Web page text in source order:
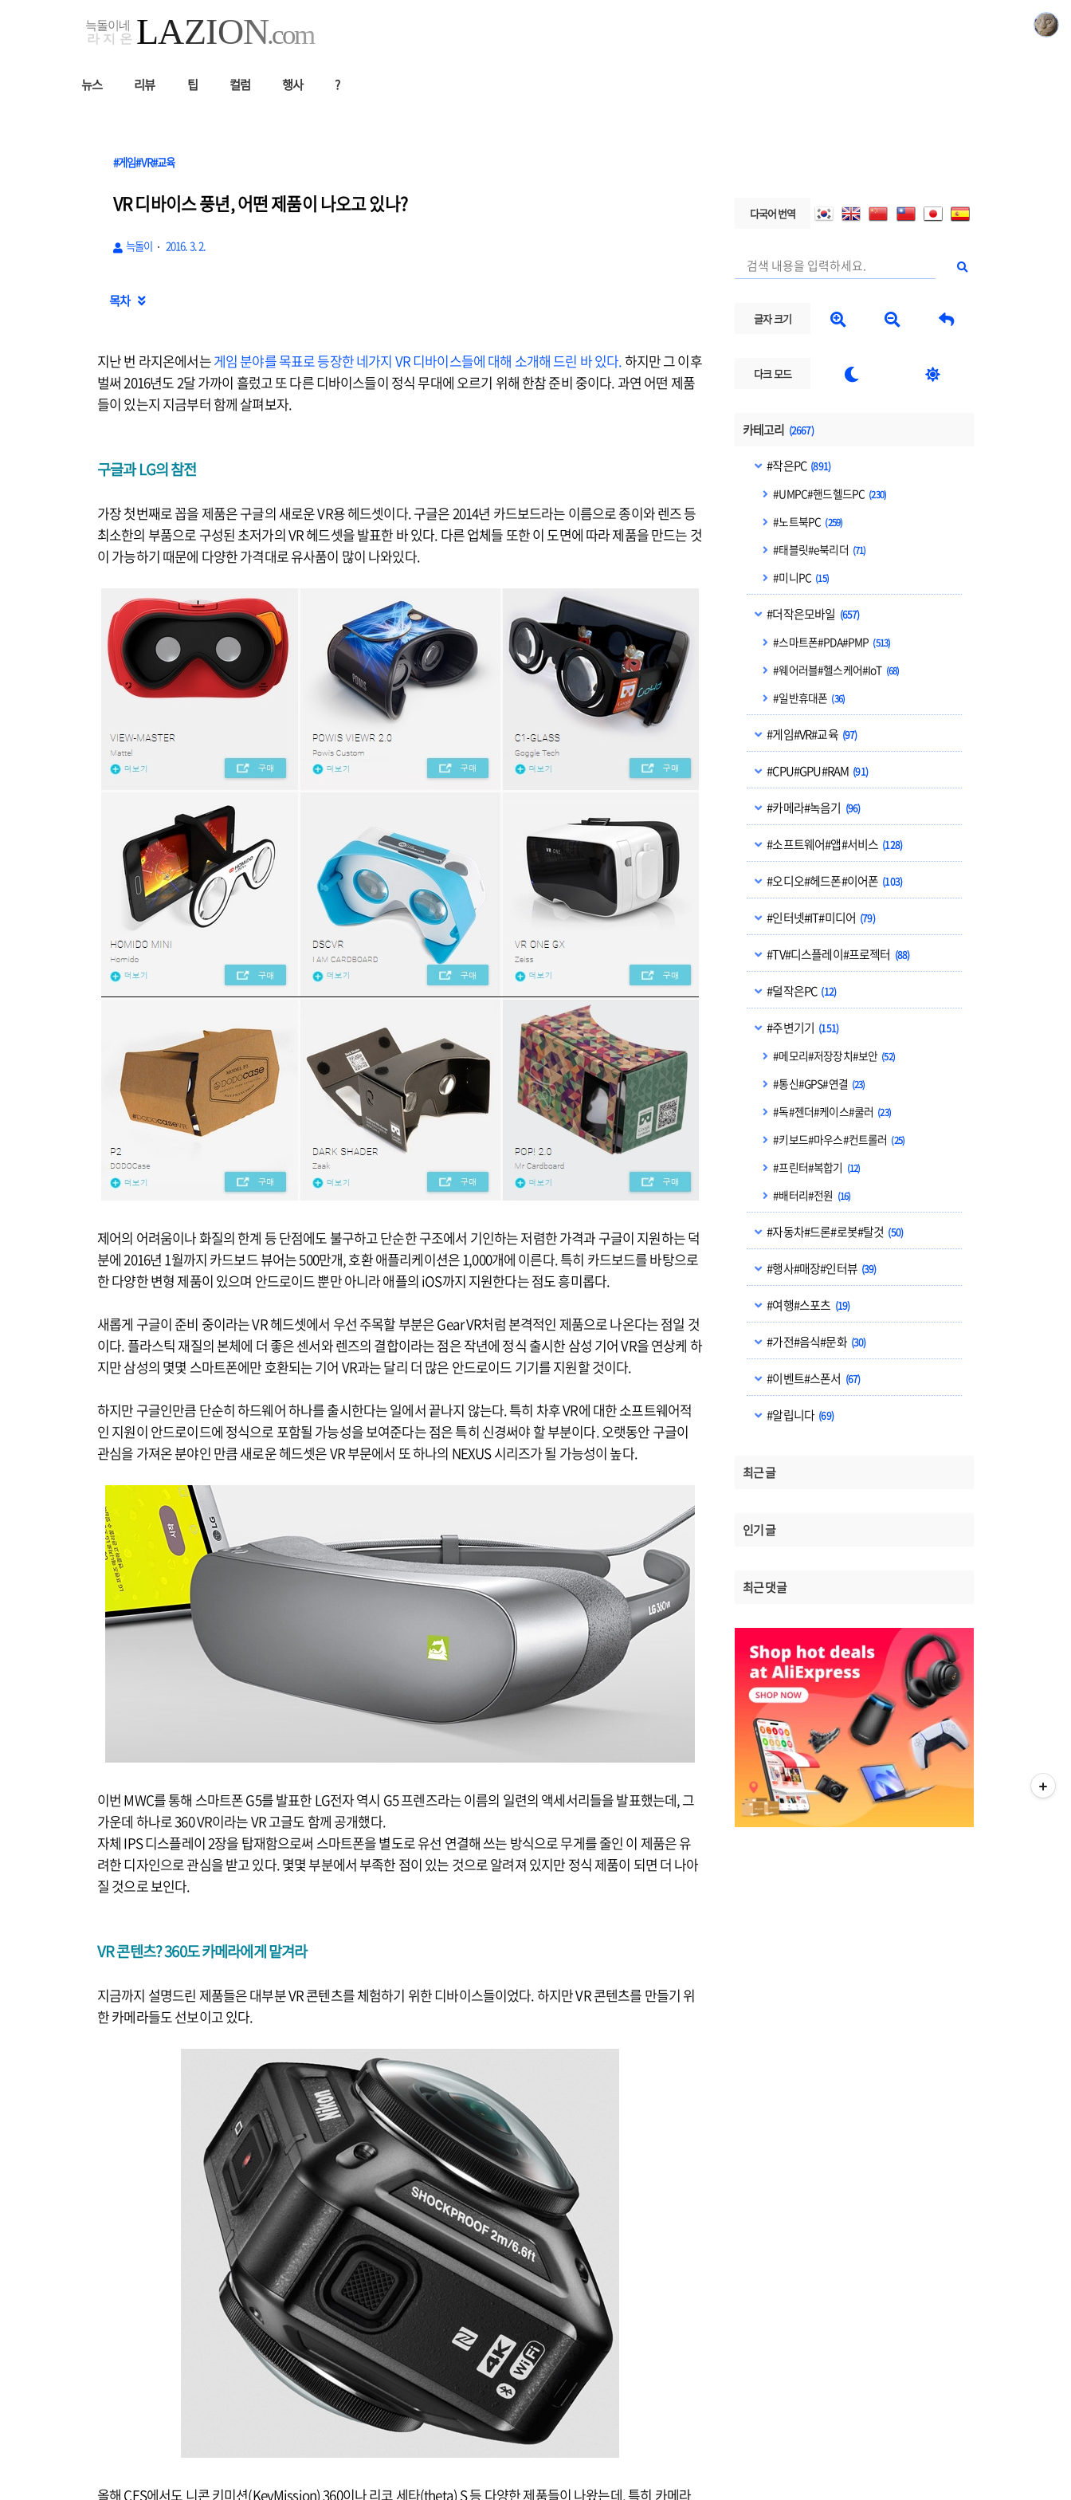
뉴스 리뷰 팁 컬럼 행사 ?
다국어 번역
글자 크기   
다크 모드  
카테고리 (2667)
#작은PC (891)
#UMPC#핸드헬드PC (230)
#노트북PC (259)
#태블릿#e북리더 (71)
#미니PC (15)
#더작은모바일 (657)
#스마트폰#PDA#PMP (513)
#웨어러블#헬스케어#IoT (68)
#일반휴대폰 (36)
#게임#VR#교육 (97)
#CPU#GPU#RAM (91)
#카메라#녹음기 (96)
#소프트웨어#앱#서비스 (128)
#오디오#헤드폰#이어폰 (103)
#인터넷#IT#미디어 (79)
#TV#디스플레이#프로젝터 (88)
#덜작은PC (12)
#주변기기 (151)
#메모리#저장장치#보안 (52)
#통신#GPS#연결 (23)
#독#젠더#케이스#쿨러 (23)
#키보드#마우스#컨트롤러 (25)
#프린터#복합기 (12)
#배터리#전원 (16)
#자동차#드론#로봇#탈것 (50)
#행사#매장#인터뷰 (39)
#여행#스포츠 (19)
#가전#음식#문화 (30)
#이벤트#스폰서 (67)
#알립니다 (69)
최근 글
인기 글
최근 댓글
#게임#VR#교육
VR 디바이스 풍년, 어떤 제품이 나오고 있나?
늑돌이 2016. 3. 2.
목차 
지난 번 라지온에서는게임 분야를 목표로 등장한 네가지 VR 디바이스들에 대해 소개해 드린 바 있다.하지만 그 이후
벌써 2016년도 2달 가까이 흘렀고 또 다른 디바이스들이 정식 무대에 오르기 위해 한참 준비 중이다. 과연 어떤 제품
들이 있는지 지금부터 함께 살펴보자.
구글과 LG의 참전
가장 첫번째로 꼽을 제품은 구글의 새로운 VR용 헤드셋이다. 구글은 2014년 카드보드라는 이름으로 종이와 렌즈 등
최소한의 부품으로 구성된 초저가의 VR 헤드셋을 발표한 바 있다. 다른 업체들 또한 이 도면에 따라 제품을 만드는 것
이 가능하기 때문에 다양한 가격대로 유사품이 많이 나와있다.
제어의 어려움이나 화질의 한계 등 단점에도 불구하고 단순한 구조에서 기인하는 저렴한 가격과 구글이 지원하는 덕
분에 2016년 1월까지 카드보드 뷰어는 500만개, 호환 애플리케이션은 1,000개에 이른다. 특히 카드보드를 바탕으로
한 다양한 변형 제품이 있으며 안드로이드 뿐만 아니라 애플의 iOS까지 지원한다는 점도 흥미롭다.
새롭게 구글이 준비 중이라는 VR 헤드셋에서 우선 주목할 부분은 Gear VR처럼 본격적인 제품으로 나온다는 점일 것
이다. 플라스틱 재질의 본체에 더 좋은 센서와 렌즈의 결합이라는 점은 작년에 정식 출시한 삼성 기어 VR을 연상케 하
지만 삼성의 몇몇 스마트폰에만 호환되는 기어 VR과는 달리 더 많은 안드로이드 기기를 지원할 것이다.
하지만 구글인만큼 단순히 하드웨어 하나를 출시한다는 일에서 끝나지 않는다. 특히 차후 VR에 대한 소프트웨어적
인 지원이 안드로이드에 정식으로 포함될 가능성을 보여준다는 점은 특히 신경써야 할 부분이다. 오랫동안 구글이
관심을 가져온 분야인 만큼 새로운 헤드셋은 VR 부문에서 또 하나의 NEXUS 시리즈가 될 가능성이 높다.
이번 MWC를 통해 스마트폰 G5를 발표한 LG전자 역시 G5 프렌즈라는 이름의 일련의 액세서리들을 발표했는데, 그
가운데 하나로 360 VR이라는 VR 고글도 함께 공개했다.
자체 IPS 디스플레이 2장을 탑재함으로써 스마트폰을 별도로 유선 연결해 쓰는 방식으로 무게를 줄인 이 제품은 유
려한 디자인으로 관심을 받고 있다. 몇몇 부분에서 부족한 점이 있는 것으로 알려져 있지만 정식 제품이 되면 더 나아
질 것으로 보인다.
VR 콘텐츠? 360도 카메라에게 맡겨라
지금까지 설명드린 제품들은 대부분 VR 콘텐츠를 체험하기 위한 디바이스들이었다. 하지만 VR 콘텐츠를 만들기 위
한 카메라들도 선보이고 있다.
올해 CES에서도 니콘 키미션(KeyMission) 360이나 리코 세타(theta) S 등 다양한 제품들이 나왔는데, 특히 카메라